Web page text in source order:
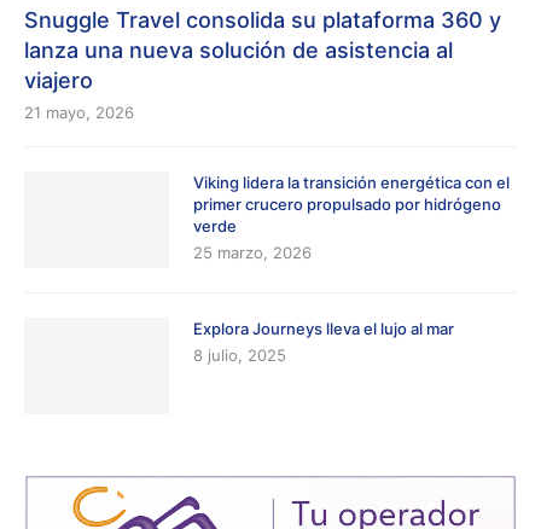
Snuggle Travel consolida su plataforma 360 y
lanza una nueva solución de asistencia al
viajero
21 mayo, 2026
Viking lidera la transición energética con el
primer crucero propulsado por hidrógeno
verde
25 marzo, 2026
Explora Journeys lleva el lujo al mar
8 julio, 2025